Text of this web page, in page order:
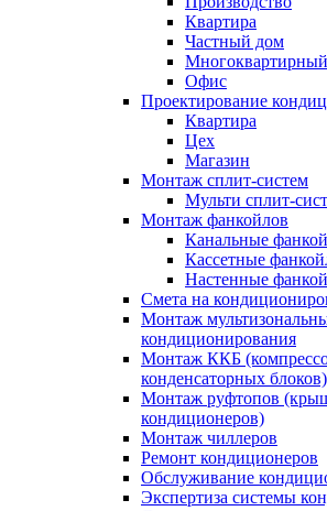
Квартира
Частный дом
Офис
Проектирование
Квартира
Цех
Магазин
Монтаж сплит-систем
Мульти сплит-
Монтаж фанкойлов
Канальные
Кассетные
Настенные
Смета на
Монтаж
кондиционирования
Монтаж ККБ
конденсаторных блоков)
Монтаж руфтопов
кондиционеров)
Монтаж чиллеров
Ремонт кондиционеров
Обслуживание
Экспертиза системы